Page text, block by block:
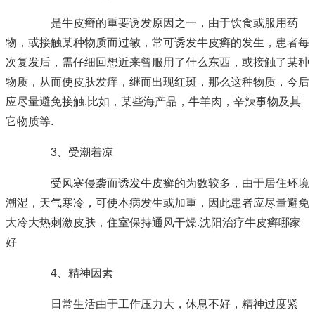
是牛皮癣的重要诱发原因之一，由于饮食或服用药
物，或接触某种物质而过敏，常可诱发牛皮癣的发生，患者每
次复发后，需仔细回想近来曾服用了什么东西，或接触了某种
物质，从而使皮肤发痒，继而出现红斑，那么这种物质，今后
应尽量避免接触.比如，某些海产品，牛羊肉，辛辣事物及其
它物质等.
3、受潮着凉
受风寒侵袭而诱发牛皮癣的为数较多，由于居住环境
潮湿，天气寒冷，可使本病发生或加重，因此患者应尽量避免
大冷大热刺激皮肤，住室保持通风干燥.沈阳治疗牛皮癣哪家
好
4、精神因素
日常生活由于工作压力大，休息不好，精神过度紧